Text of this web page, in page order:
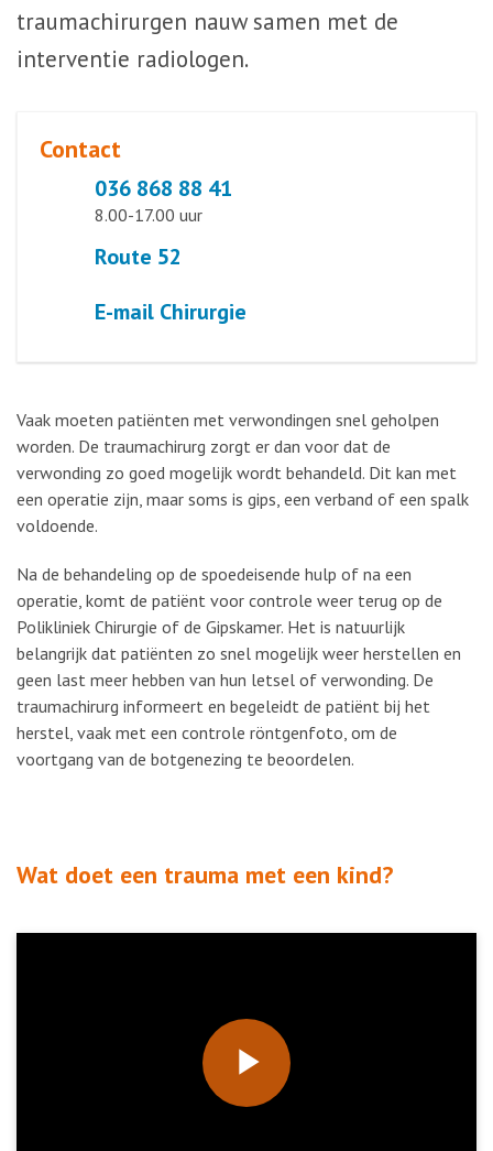
traumachirurgen nauw samen met de
interventie radiologen.
Contact
036 868 88 41
8.00-17.00 uur
Route 52
E-mail Chirurgie
Vaak moeten patiënten met verwondingen snel geholpen
worden. De traumachirurg zorgt er dan voor dat de
verwonding zo goed mogelijk wordt behandeld. Dit kan met
een operatie zijn, maar soms is gips, een verband of een spalk
voldoende.
Na de behandeling op de spoedeisende hulp of na een
operatie, komt de patiënt voor controle weer terug op de
Polikliniek Chirurgie of de Gipskamer. Het is natuurlijk
belangrijk dat patiënten zo snel mogelijk weer herstellen en
geen last meer hebben van hun letsel of verwonding. De
traumachirurg informeert en begeleidt de patiënt bij het
herstel, vaak met een controle röntgenfoto, om de
voortgang van de botgenezing te beoordelen.
Wat doet een trauma met een kind?
Play